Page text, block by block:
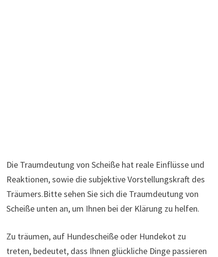
Die Traumdeutung von Scheiße hat reale Einflüsse und
Reaktionen, sowie die subjektive Vorstellungskraft des
Träumers.Bitte sehen Sie sich die Traumdeutung von
Scheiße unten an, um Ihnen bei der Klärung zu helfen.
Zu träumen, auf Hundescheiße oder Hundekot zu
treten, bedeutet, dass Ihnen glückliche Dinge passieren